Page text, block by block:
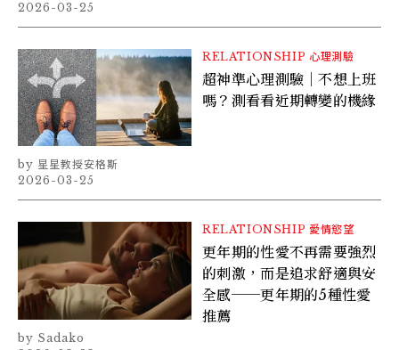
2026-03-25
RELATIONSHIP 心理測驗
超神準心理測驗｜不想上班
嗎？測看看近期轉變的機緣
星星教授安格斯
2026-03-25
RELATIONSHIP 愛情慾望
更年期的性愛不再需要強烈
的刺激，而是追求舒適與安
全感──更年期的5種性愛
推薦
Sadako